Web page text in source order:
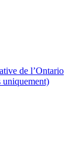
de l’Ontario
uniquement)